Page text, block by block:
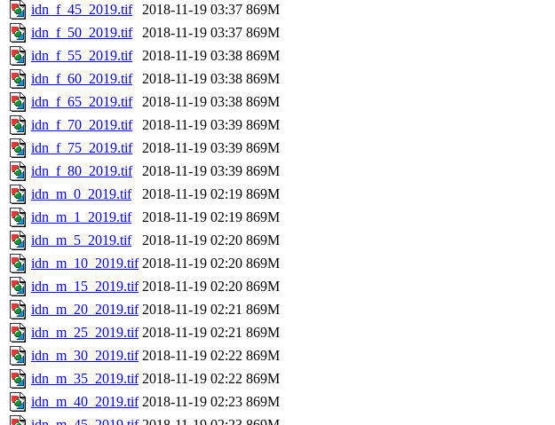
idn_f_45_2019.tif
2018-11-19 03:37 869M
idn_f_50_2019.tif
2018-11-19 03:37 869M
idn_f_55_2019.tif
2018-11-19 03:38 869M
idn_f_60_2019.tif
2018-11-19 03:38 869M
idn_f_65_2019.tif
2018-11-19 03:38 869M
idn_f_70_2019.tif
2018-11-19 03:39 869M
idn_f_75_2019.tif
2018-11-19 03:39 869M
idn_f_80_2019.tif
2018-11-19 03:39 869M
idn_m_0_2019.tif
2018-11-19 02:19 869M
idn_m_1_2019.tif
2018-11-19 02:19 869M
idn_m_5_2019.tif
2018-11-19 02:20 869M
idn_m_10_2019.tif 2018-11-19 02:20 869M
idn_m_15_2019.tif 2018-11-19 02:20 869M
idn_m_20_2019.tif 2018-11-19 02:21 869M
idn_m_25_2019.tif 2018-11-19 02:21 869M
idn_m_30_2019.tif 2018-11-19 02:22 869M
idn_m_35_2019.tif 2018-11-19 02:22 869M
idn_m_40_2019.tif 2018-11-19 02:23 869M